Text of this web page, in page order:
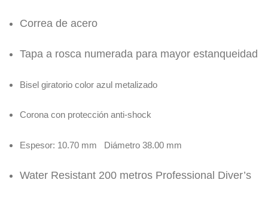
Correa de acero
Tapa a rosca numerada para mayor estanqueidad
Bisel giratorio color azul metalizado
Corona con protección anti-shock
Espesor: 10.70 mm Diámetro 38.00 mm
Water Resistant 200 metros Professional Diver’s